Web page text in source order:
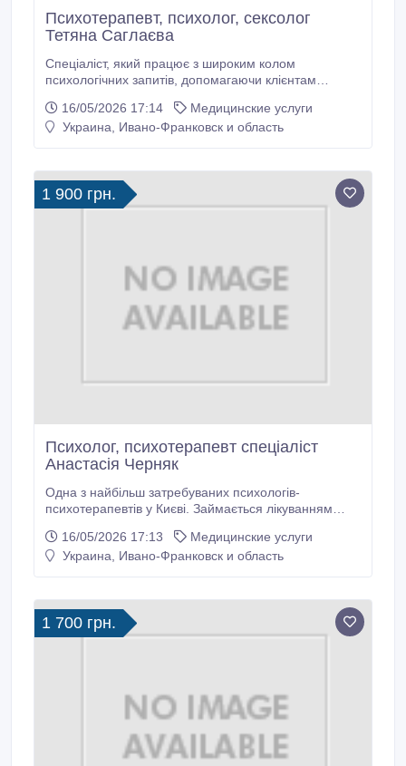
Психотерапевт, психолог, сексолог
Тетяна Саглаєва
Спеціаліст, який працює з широким колом
психологічних запитів, допомагаючи клієнтам
Проводить індивідуальні консультації, консультації
сімейних пар. Конфлікти у сім’ї чи стосунках із
16/05/2026 17:14
Медицинские услуги
Украина, Ивано-Франковск и область
1 900 грн.
Психолог, психотерапевт спеціаліст
Анастасія Черняк
Одна з найбільш затребуваних психологів-
психотерапевтів у Києві. Займається лікуванням
дратівливості, панічних нападів, страхів, стресу та
розладів складних життєвих обставин (конфлікти в
16/05/2026 17:13
Медицинские услуги
Украина, Ивано-Франковск и область
1 700 грн.